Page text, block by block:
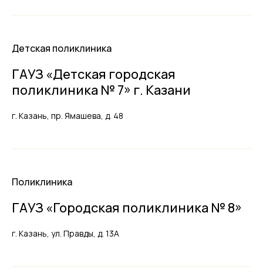
Детская поликлиника
ГАУЗ «Детская городская
поликлиника № 7» г. Казани
г. Казань, пр. Ямашева, д. 48
Поликлиника
ГАУЗ «Городская поликлиника № 8»
г. Казань, ул. Правды, д. 13А